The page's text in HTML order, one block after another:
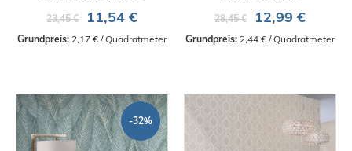
23,45 €
11,54 €
Grundpreis: 2,17 € / Quadratmeter
28,45 €
12,99 €
Grundpreis: 2,44 € / Quadratmeter
-32%